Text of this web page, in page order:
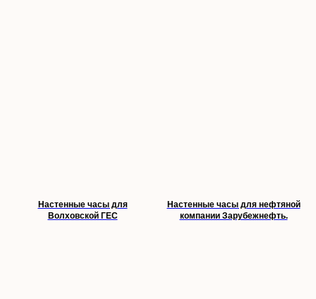
Настенные часы для
Волховской ГЕС
Настенные часы для нефтяной
компании Зарубежнефть.